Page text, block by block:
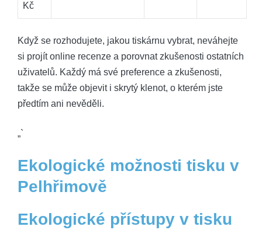
Kč
Když​ se rozhodujete, jakou​ tiskárnu vybrat, neváhejte
si projít online recenze ⁤a ‌porovnat zkušenosti ⁢ostatních
uživatelů. Každý ⁣má své preference a zkušenosti,
takže se může objevit i ‌skrytý​ klenot,⁢ o ⁣kterém jste
předtím ani nevěděli.
„`
Ekologické možnosti ⁢tisku v
Pelhřimově
Ekologické přístupy ‌v tisku